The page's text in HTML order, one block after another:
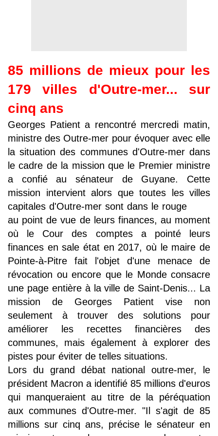
85 millions de mieux pour les
179 villes d'Outre-mer... sur
cinq ans
Georges Patient a rencontré mercredi matin,
ministre des Outre-mer pour évoquer avec elle
la situation des communes d'Outre-mer dans
le cadre de la mission que le Premier ministre
a confié au sénateur de Guyane. Cette
mission intervient alors que toutes les villes
capitales d'Outre-mer sont dans le rouge
au point de vue de leurs finances, au moment
où le Cour des comptes a pointé leurs
finances en sale état en 2017, où le maire de
Pointe-à-Pitre fait l'objet d'une menace de
révocation ou encore que le Monde consacre
une page entière à la ville de Saint-Denis... La
mission de Georges Patient vise non
seulement à trouver des solutions pour
améliorer les recettes financières des
communes, mais également à explorer des
pistes pour éviter de telles situations.
Lors du grand débat national outre-mer, le
président Macron a identifié 85 millions d'euros
qui manqueraient au titre de la péréquation
aux communes d'Outre-mer. "Il s'agit de 85
millions sur cinq ans, précise le sénateur en